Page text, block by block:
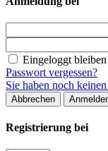
Eingeloggt bleiben
Passwort vergessen?
Sie haben noch
Abbrechen
Registrierung bei